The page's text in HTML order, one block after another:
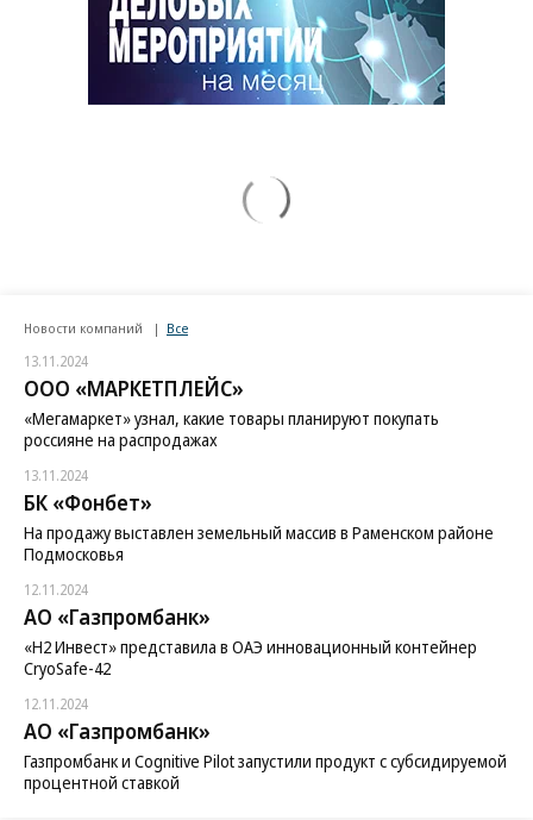
Новости компаний Все
13.11.2024
ООО «МАРКЕТПЛЕЙС»
«Мегамаркет» узнал, какие товары планируют покупать
россияне на распродажах
13.11.2024
БК «Фонбет»
На продажу выставлен земельный массив в Раменском районе
Подмосковья
12.11.2024
АО «Газпромбанк»
«H2 Инвест» представила в ОАЭ инновационный контейнер
CryoSafe-42
12.11.2024
АО «Газпромбанк»
Газпромбанк и Cognitive Pilot запустили продукт с субсидируемой
процентной ставкой